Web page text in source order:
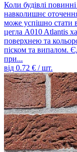
Коли будівлі
навколишнє
може успішно стати
цегла A010 Atlantis
поверхнею та
піском та випалом.
при...
від 0.72 € / шт.